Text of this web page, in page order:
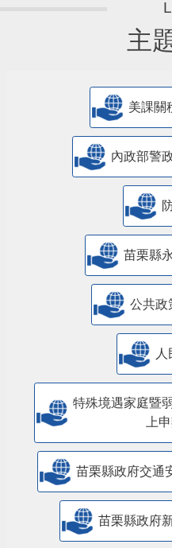
主
美課關
內政部警
苗栗縣
公共政
特殊境遇家庭暨
上
苗栗縣政府交通
苗栗縣政府